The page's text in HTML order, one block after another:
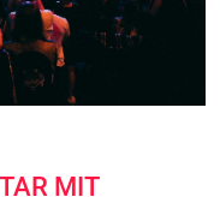
MIT